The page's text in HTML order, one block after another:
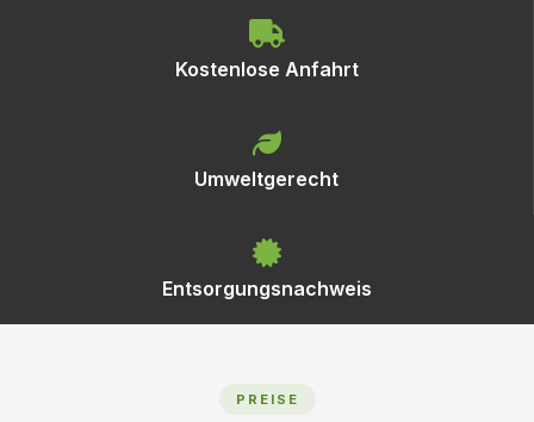
Kostenlose Anfahrt
Umweltgerecht
Entsorgungsnachweis
PREISE